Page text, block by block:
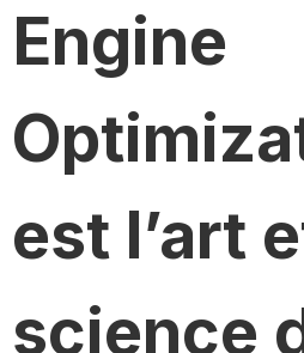
Engine
est l’art
science